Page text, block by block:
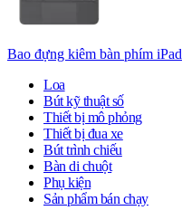
Bao đựng kiêm bàn phím iPad
Loa
Bút kỹ thuật số
Thiết bị mô phỏng
Thiết bị đua xe
Bút trình chiếu
Bàn di chuột
Phụ kiện
Sản phẩm bán chạy